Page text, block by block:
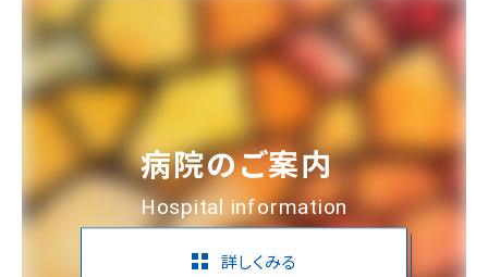
病院のご案内
Hospital information
詳しくみる